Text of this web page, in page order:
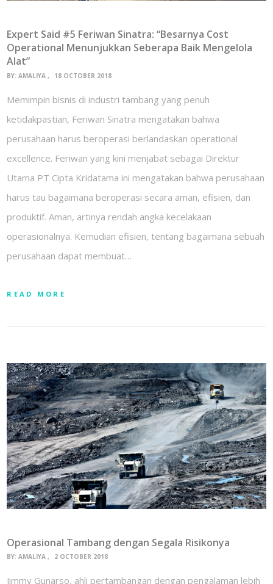
Expert Said #5 Feriwan Sinatra: “Besarnya Cost
Operational Menunjukkan Seberapa Baik Mengelola
Alat”
BY:AMALIYA 18 OCTOBER 2018
Memimpin bisnis di industri tambang yang penuh
ketidakpastian, Feriwan Sinatra mengatakan bahwa
perusahaan harus beroperasi berlandaskan operational
excellence. Feriwan yang kini menjabat sebagai Direktur
Utama PT Cipta Kridatama ini mengatakan bahwa perusahaan
harus tau bagaimana beroperasi secara aman, efisien, dan
produktif. Aman, artinya rendah angka kecelakaan
operasionalnya. Kemudian efisien, tentang bagaimana sebuah
perusahaan dapat membuat…
READ MORE
Operasional Tambang dengan Segala Risikonya
BY:AMALIYA 2 OCTOBER 2018
Jimmy Gunarso, ahli pertambangan dengan pengalaman lebih